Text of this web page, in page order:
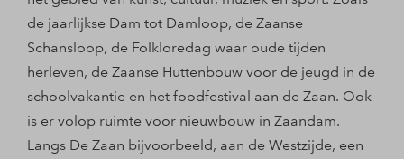
de jaarlijkse Dam tot Damloop, de Zaanse
Schansloop, de Folkloredag waar oude tijden
herleven, de Zaanse Huttenbouw voor de jeugd in de
schoolvakantie en het foodfestival aan de Zaan. Ook
is er volop ruimte voor nieuwbouw in Zaandam.
Langs De Zaan bijvoorbeeld, aan de Westzijde, een